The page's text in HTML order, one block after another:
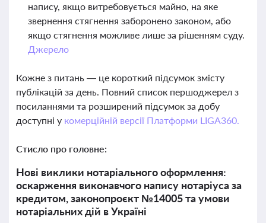
напису, якщо витребовується майно, на яке
звернення стягнення заборонено законом, або
якщо стягнення можливе лише за рішенням суду.
Джерело
Кожне з питань — це короткий підсумок змісту
публікацій за день. Повний список першоджерел з
посиланнями та розширений підсумок за добу
доступні у комерційній версії Платформи LIGA360.
Стисло про головне:
Нові виклики нотаріального оформлення:
оскарження виконавчого напису нотаріуса за
кредитом, законопроєкт №14005 та умови
нотаріальних дій в Україні